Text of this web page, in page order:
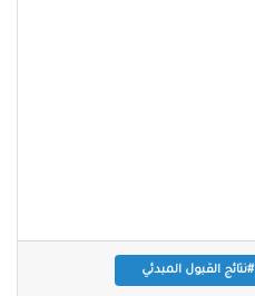
#نتائج القبول المبدئي